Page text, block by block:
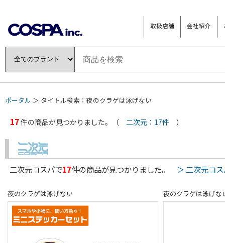
取扱店舗 会社紹介
ポータル ＞ タイトル検索：夜のクラゲは泳げない
17件の商品が見つかりました。（ 二次元：17件 ）
二次元コスパで17件の商品が見つかりました。 ＞ 二次元コ
夜のクラゲは泳げない 夜のクラゲは泳げな